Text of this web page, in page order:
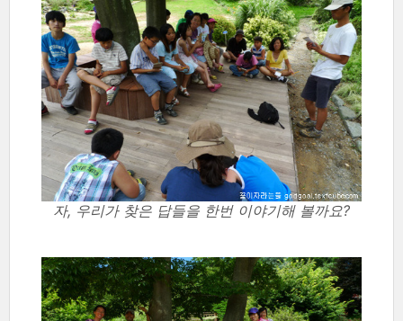
자, 우리가 찾은 답들을 한번 이야기해 볼까요?